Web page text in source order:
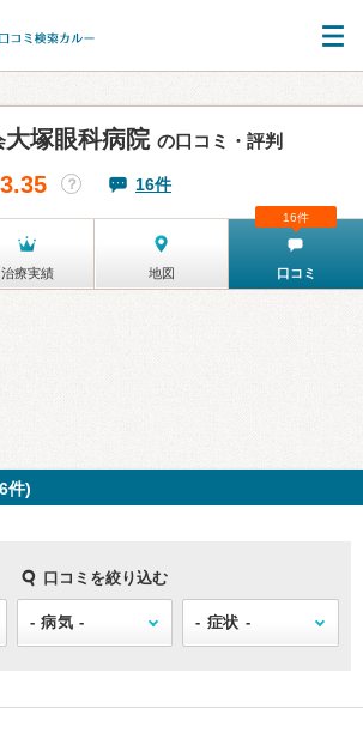
大塚眼科病院 の口コミ・評判
3.35 ？ 16件
治療実績 地図 口コミ
16件
件)
口コミを絞り込む